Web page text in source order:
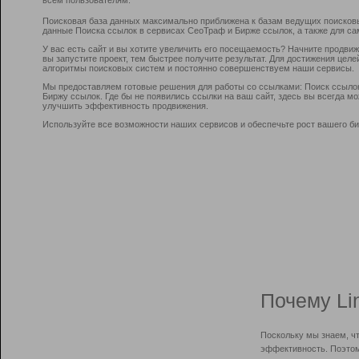
Поисковая база данных максимально приближена к базам ведущих
данные Поиска ссылок в сервисах СеоТраф и Бирже ссылок, а также для
У вас есть сайт и вы хотите увеличить его посещаемость? Начните
вы запустите проект, тем быстрее получите результат. Для достижения
алгоритмы поисковых систем и постоянно совершенствуем наши сервисы.
Мы предоставляем готовые решения для работы со ссылками: Поиск
Биржу ссылок. Где бы не появились ссылки на ваш сайт, здесь вы всегда
улучшить эффективность продвижения.
Используйте все возможности наших сервисов и обеспечьте рост вашего
Почему
Поскольку мы знаем,
эффективность.